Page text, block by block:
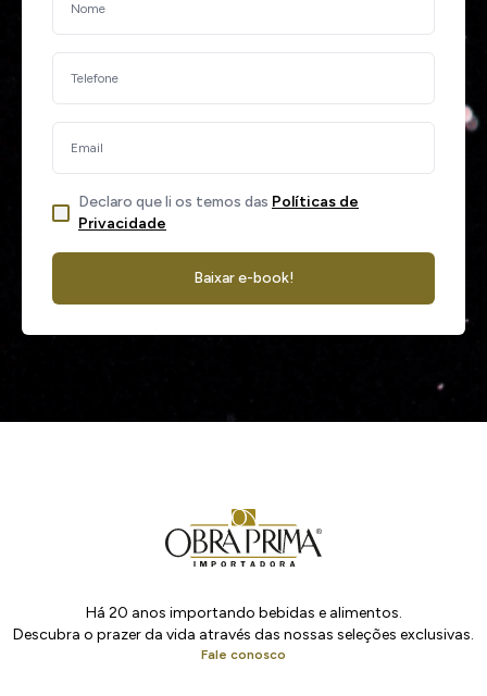
Declaro que li os temos das Políticas de
Privacidade
Baixar e-book!
Há 20 anos importando bebidas e alimentos.
Descubra o prazer da vida através das nossas seleções exclusivas.
Fale conosco